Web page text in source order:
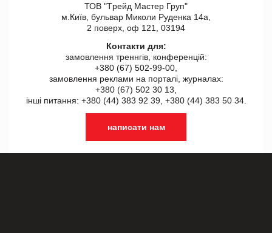
ТОВ "Tрейд Мастер Груп"
м.Київ, бульвар Миколи Руденка 14а,
2 поверх, оф 121, 03194
Контакти для:
замовлення треннгів, конференцій:
+380 (67) 502-99-00,
замовлення реклами на порталі, журналах:
+380 (67) 502 30 13,
інші питання: +380 (44) 383 92 39, +380 (44) 383 50 34.
написати нам